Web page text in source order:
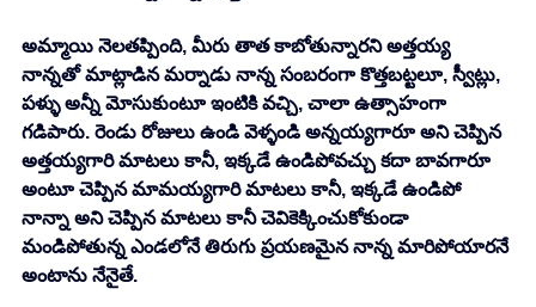
అమ్మాయి నెలతప్పింది, మీరు తాత కాబోతున్నారని అత్తయ్య
నాన్నతో మాట్లాడిన మర్నాడు నాన్న సంబరంగా కొత్తబట్టలూ, స్వీట్లు,
పళ్ళు అన్నీ మోసుకుంటూ ఇంటికి వచ్చి, చాలా ఉత్సాహంగా
గడిపారు. రెండు రోజులు ఉండి వెళ్ళండి అన్నయ్యగారూ అని చెప్పిన
అత్తయ్యగారి మాటలు కానీ, ఇక్కడే ఉండిపోవచ్చు కదా బావగారూ
అంటూ చెప్పిన మామయ్యగారి మాటలు కానీ, ఇక్కడే ఉండిపో
నాన్నా అని చెప్పిన మాటలు కానీ చెవికెక్కించుకోకుండా
మండిపోతున్న ఎండలోనే తిరుగు ప్రయణమైన నాన్న మారిపోయారనే
అంటాను నేనైతే.